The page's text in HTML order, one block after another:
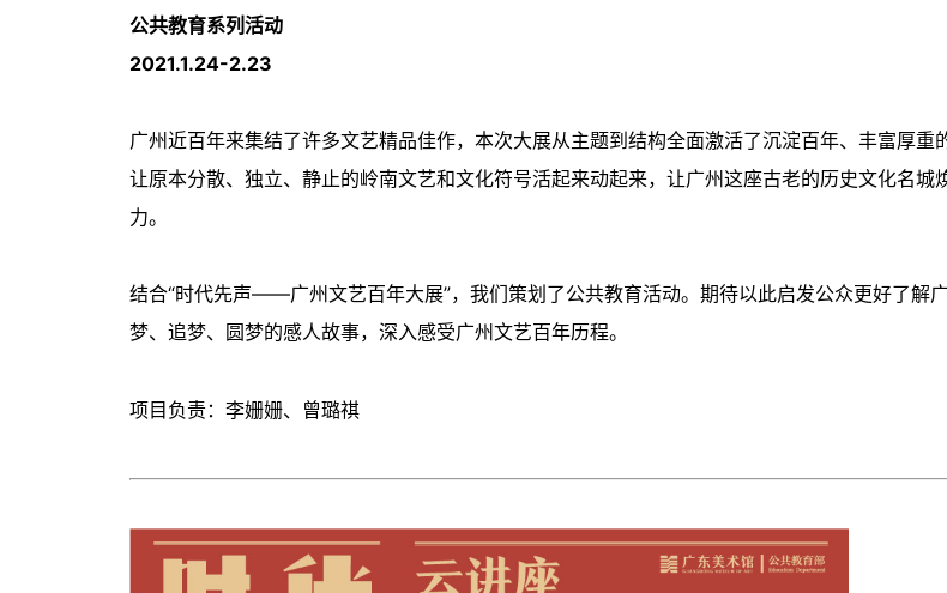
公共教育系列活动
2021.1.24-2.23
广州近百年来集结了许多文艺精品佳作，本次大展从主题到结构全面激活了沉淀百年、丰富厚重
让原本分散、独立、静止的岭南文艺和文化符号活起来动起来，让广州这座古老的历史文化名城
力。
结合“时代先声——广州文艺百年大展”，我们策划了公共教育活动。期待以此启发公众更好了解
梦、追梦、圆梦的感人故事，深入感受广州文艺百年历程。
项目负责：李姗姗、曾璐祺